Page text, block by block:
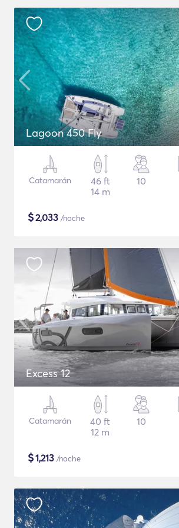
Lagoon 450 Fly
Catamarán
46 ft
14 m
10
$2,033 /noche
Excess 12
Catamarán
40 ft
12 m
10
$1,213 /noche